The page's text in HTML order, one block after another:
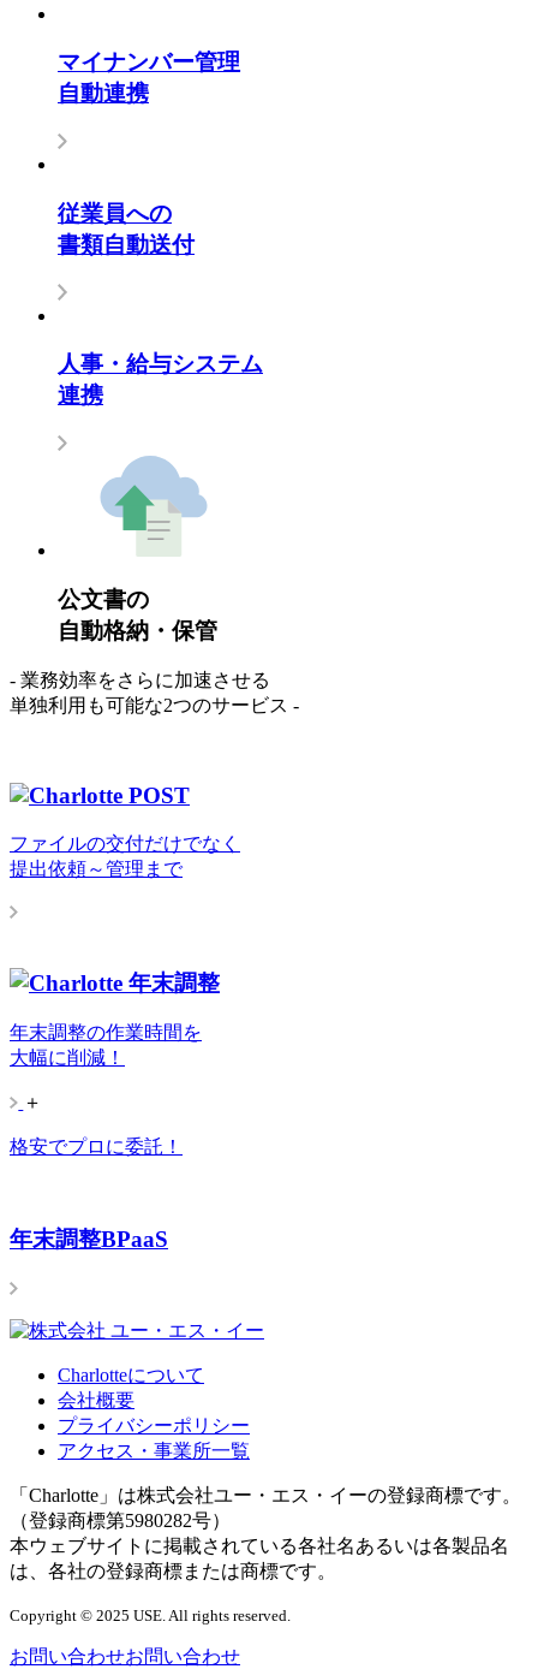
マイナンバー管理
自動連携
従業員への
書類自動送付
人事・給与システム
連携
公文書の
自動格納・保管
- 業務効率をさらに加速させる
単独利用も可能な2つのサービス -
ファイルの交付だけでなく
提出依頼～管理まで
年末調整の作業時間を
大幅に削減！
＋
格安でプロに委託！
年末調整BPaaS
Charlotteについて
会社概要
プライバシーポリシー
アクセス・事業所一覧
「Charlotte」は株式会社ユー・エス・イーの登録商標です。
（登録商標第5980282号）
本ウェブサイトに掲載されている各社名あるいは各製品名
は、各社の登録商標または商標です。
Copyright © 2025 USE. All rights reserved.
お問い合わせお問い合わせ